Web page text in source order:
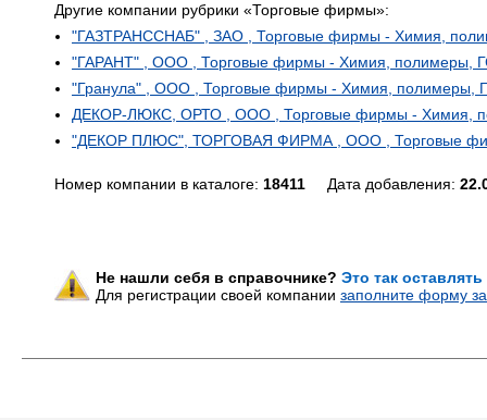
Другие компании рубрики «Торговые фирмы»:
"ГАЗТРАНССНАБ" , ЗАО , Торговые фирмы - Химия,
"ГАРАНТ" , ООО , Торговые фирмы - Химия, полимеры,
"Гранула" , ООО , Торговые фирмы - Химия, полимеры,
ДЕКОР-ЛЮКС, ОРТО , ООО , Торговые фирмы - Химия,
"ДЕКОР ПЛЮС", ТОРГОВАЯ ФИРМА , ООО , Торговые
Номер компании в каталоге: 18411 Дата добавления:
Не нашли себя в справочнике? Это так
Для регистрации своей компании заполните форму